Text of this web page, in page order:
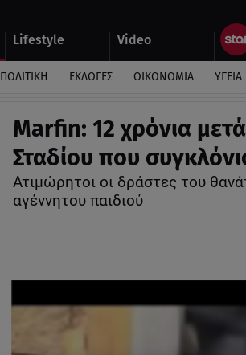
Lifestyle Video
ΠΟΛΙΤΙΚΗ ΕΚΛΟΓΕΣ ΟΙΚΟΝΟΜΙΑ ΥΓΕΙΑ
Marfin: 12 χρόνια
Σταδίου που
Ατιμώρητοι οι δράστες του
αγέννητου παιδιού